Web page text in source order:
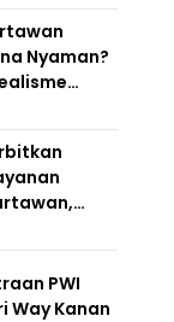
Nyaman?
Jangan
PWI
Way Kanan